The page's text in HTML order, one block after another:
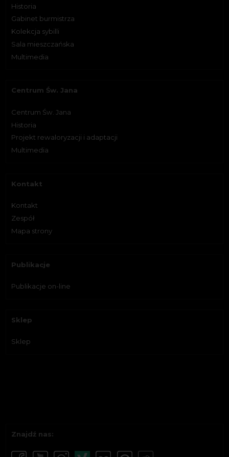
Historia
Gabinet burmistrza
Kolekcja sybilli
Sala mieszczańska
Multimedia
Centrum Św. Jana
Centrum Św. Jana
Historia
Projekt rewaloryzacji i adaptacji
Multimedia
Kontakt
Kontakt
Zespół
Mapa strony
Publikacje
Publikacje on-line
Sklep
Sklep
Znajdź nas: